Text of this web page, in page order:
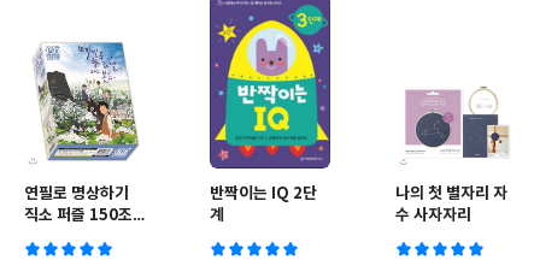
연필로 명상하기
직소 퍼즐 150조
반짝이는 IQ 2단
계
나의 첫 별자리 자
수 사자자리